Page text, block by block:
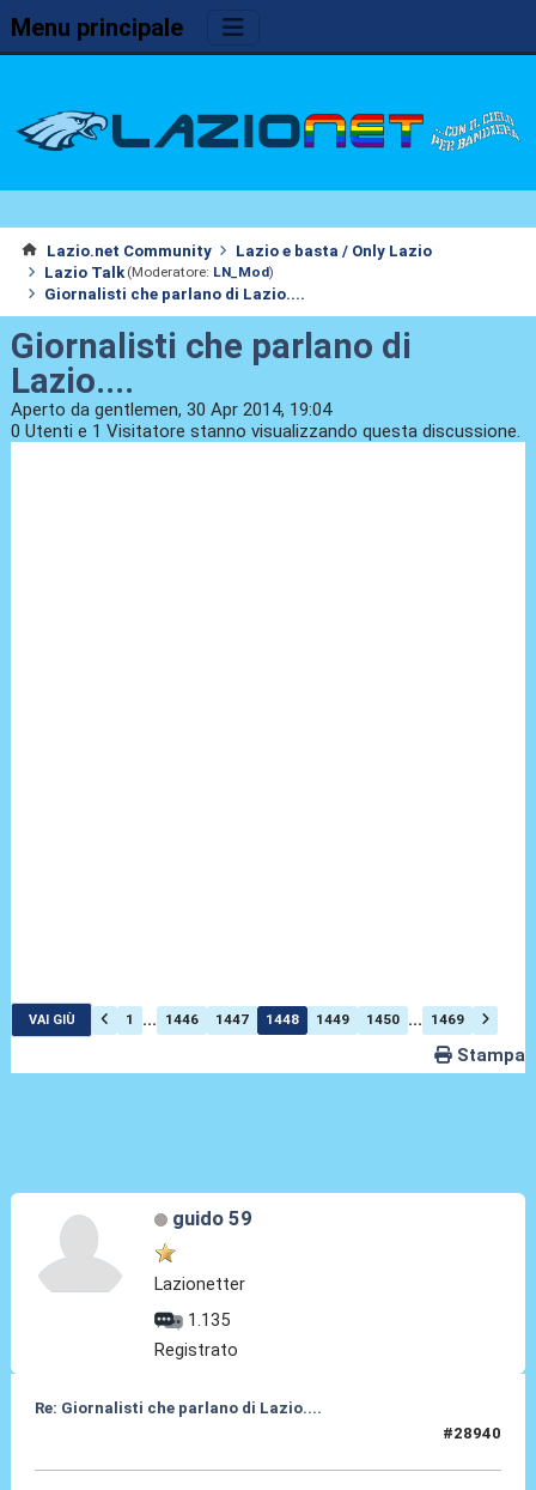
Menu principale
Lazio.net Community
Lazio e basta / Only Lazio
Lazio Talk (Moderatore: LN_Mod)
Giornalisti che parlano di Lazio....
Giornalisti che parlano di
Lazio....
Aperto da gentlemen, 30 Apr 2014, 19:04
0 Utenti e 1 Visitatore stanno visualizzando questa discussione.
VAI GIÙ 1 ... 1446 1447 1448 1449 1450 ... 1469
Stampa
guido 59
Lazionetter
1.135
Registrato
Re: Giornalisti che parlano di Lazio....
#28940